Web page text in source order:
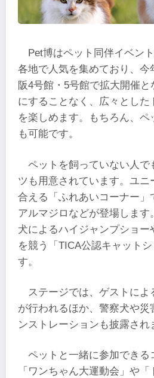
Pet博はペット同伴イベン
各地で人気を集めており、今
阪4号館・5号館で拡大開催
にすることなく、広々とした
を楽しめます。もちろん、
も可能です。
ペットを飼っていない人で
ツも用意されています。ユ
合える「ふれあいコーナー」
アルマジロなどが登場します
犬によるハイジャンプショー
を競う「TICA公認キャット
す。
ステージでは、ゲストによ
が行われるほか、警察犬や災
ンストレーションも披露され
ペットと一緒に参加できる
「ワンちゃん大運動会」や